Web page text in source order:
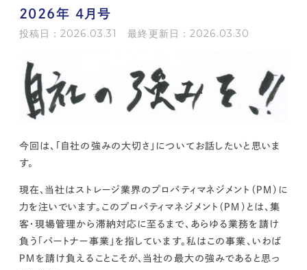
ストレージ室数実績
よくある質問・用語集
IRメール登録
免責事項
商品情報
先輩社員インタビュー
中途採用
お問い合わせ
カスタマーハラスメントポリ
プライバシーポリシー
©2025 AREALINK.
2026年 4月号
投稿日：2026.03.31 最終更新日：2026.03.30
今回は、「自社の強みの大切さ」についてお話したいと思いま
す。
現在、当社はストレージ業界のプロパティマネジメント（ＰＭ）に
力を注いでいます。このプロパティマネジメント（ＰＭ）とは、集
客・現場管理から滞納対応に至るまで、あらゆる業務を請け
負う「パートナー事業」を指しています。私はこの事業、いわば
ＰＭを請け負えることこそが、当社の最大の強みであると思っ